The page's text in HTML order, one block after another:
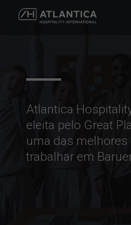
Atlantica
eleita pelo Great
uma das
trabalhar em